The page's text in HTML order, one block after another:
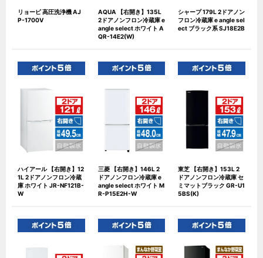
リョービ 高圧洗浄機 AJ
P-1700V
AQUA 【右開き】135L
2ドアノンフロン冷蔵庫 e
angle select ホワイト A
QR-14E2(W)
シャープ 179L 2ドアノン
フロン冷蔵庫 e angle sel
ect ブラック系 SJ18E2B
ハイアール 【右開き】12
1L 2ドアノンフロン冷蔵
庫 ホワイト JR-NF121B-
W
三菱 【右開き】146L 2
ドアノンフロン冷蔵庫 e
angle select ホワイト M
R-P15E2H-W
東芝 【右開き】153L 2
ドアノンフロン冷蔵庫 セ
ミマットブラック GR-U1
5BS(K)